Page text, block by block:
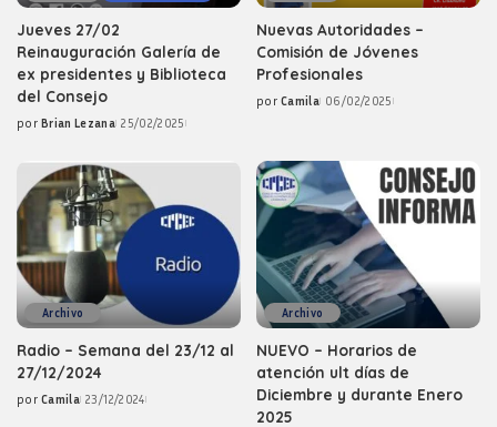
Jueves 27/02
Reinauguración Galería de
ex presidentes y Biblioteca
del Consejo
Posted
por Brian Lezana 25/02/2025
Nuevas Autoridades –
Comisión de Jóvenes
Profesionales
Posted
por Camila 06/02/2025
Archivo
Radio – Semana del 23/12 al
27/12/2024
Posted
por Camila 23/12/2024
Archivo
NUEVO – Horarios de
atención ult días de
Diciembre y durante Enero
2025